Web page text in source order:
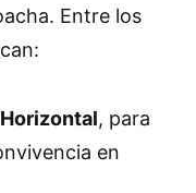
Entre los
, para
en